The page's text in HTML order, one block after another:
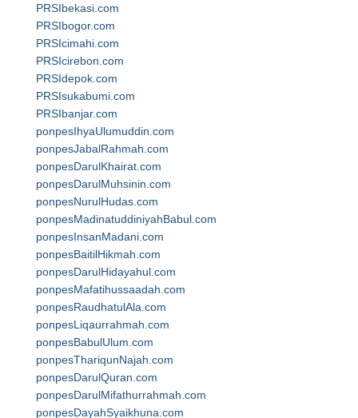
PRSIbekasi.com
PRSIbogor.com
PRSIcimahi.com
PRSIcirebon.com
PRSIdepok.com
PRSIsukabumi.com
PRSIbanjar.com
ponpesIhyaUlumuddin.com
ponpesJabalRahmah.com
ponpesDarulKhairat.com
ponpesDarulMuhsinin.com
ponpesNurulHudas.com
ponpesMadinatuddiniyahBabul.com
ponpesInsanMadani.com
ponpesBaitilHikmah.com
ponpesDarulHidayahul.com
ponpesMafatihussaadah.com
ponpesRaudhatulAla.com
ponpesLiqaurrahmah.com
ponpesBabulUlum.com
ponpesThariqunNajah.com
ponpesDarulQuran.com
ponpesDarulMifathurrahmah.com
ponpesDayahSyaikhuna.com